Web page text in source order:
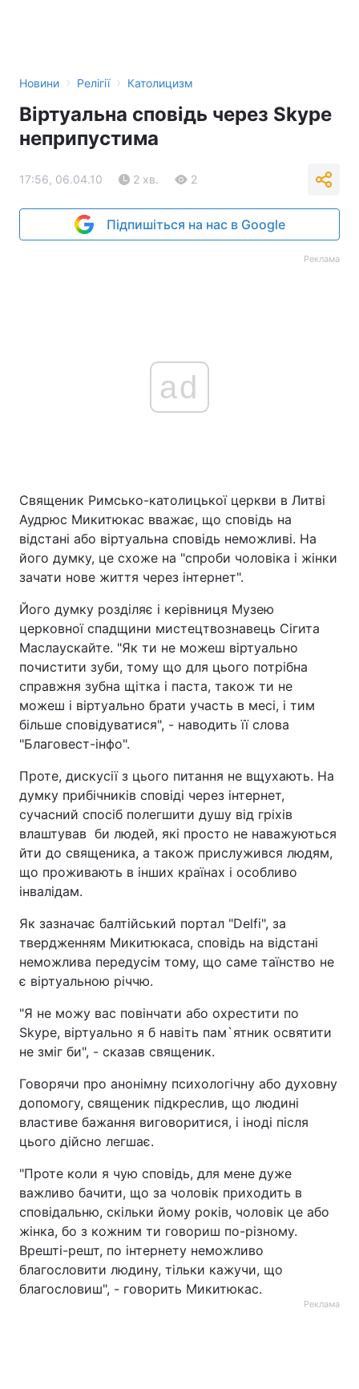
Новини › Релігії › Католицизм
Віртуальна сповідь через Skype
неприпустима
17:56, 06.04.10 2 хв. 2
Підпишіться на нас в Google
Реклама
ad
Священик Римсько-католицької церкви в Литві
Аудрюс Микитюкас вважає, що сповідь на
відстані або віртуальна сповідь неможливі. На
його думку, це схоже на "спроби чоловіка і жінки
зачати нове життя через інтернет".
Його думку розділяє і керівниця Музею
церковної спадщини мистецтвознавець Сігита
Маслаускайте. "Як ти не можеш віртуально
почистити зуби, тому що для цього потрібна
справжня зубна щітка і паста, також ти не
можеш і віртуально брати участь в месі, і тим
більше сповідуватися", - наводить її слова
"Благовест-інфо".
Проте, дискусії з цього питання не вщухають. На
думку прибічників сповіді через інтернет,
сучасний спосіб полегшити душу від гріхів
влаштував би людей, які просто не наважуються
йти до священика, а також прислужився людям,
що проживають в інших країнах і особливо
інвалідам.
Як зазначає балтійський портал "Delfi", за
твердженням Микитюкаса, сповідь на відстані
неможлива передусім тому, що саме таїнство не
є віртуальною річчю.
"Я не можу вас повінчати або охрестити по
Skype, віртуально я б навіть пам`ятник освятити
не зміг би", - сказав священик.
Говорячи про анонімну психологічну або духовну
допомогу, священик підкреслив, що людині
властиве бажання виговоритися, і іноді після
цього дійсно легшає.
"Проте коли я чую сповідь, для мене дуже
важливо бачити, що за чоловік приходить в
сповідальню, скільки йому років, чоловік це або
жінка, бо з кожним ти говориш по-різному.
Врешті-решт, по інтернету неможливо
благословити людину, тільки кажучи, що
благословиш", - говорить Микитюкас.
Реклама